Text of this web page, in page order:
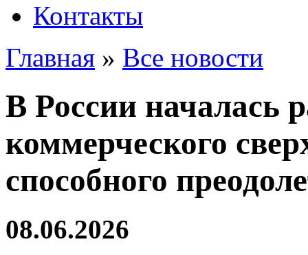
Контакты
Главная » Все новости
В России началась
коммерческого
способного
08.06.2026